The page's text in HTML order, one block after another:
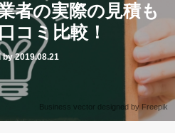
者の実際の見積も
コミ比較！
by 2019.08.21
Business vector designed by Freepik